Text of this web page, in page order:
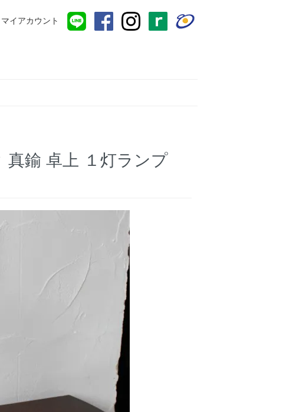
マイアカウント
真鍮 卓上 １灯ランプ